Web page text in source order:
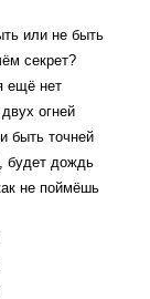
или не быть
секрет?
ещё нет
огней
быть точней
будет дождь
не поймёшь